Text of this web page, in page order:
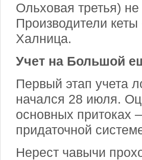
Ольховая третья)
Производители
Халница.
Учет на Большой
Первый этап учета
начался 28 июля.
основных притоках
придаточной
Нерест чавычи